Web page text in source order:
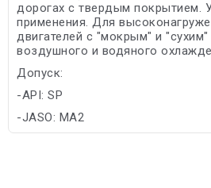
дорогах с твердым покрытием.
применения. Для
двигателей с "мокрым" и
воздушного и водяного
Допуск:
-API: SP
-JASO: MA2